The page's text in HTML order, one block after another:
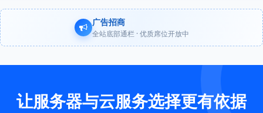
广告招商
全站底部通栏 · 优质席位开放中
让服务器与云服务选择更有依据